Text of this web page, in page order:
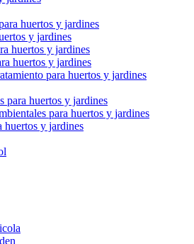
huertos y jardines
y jardines
huertos y jardines
huertos y jardines
para huertos y jardines
para huertos y jardines
para huertos y jardines
huertos y jardines